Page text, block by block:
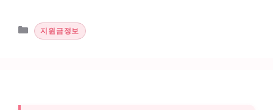
카테고리
지원금정보